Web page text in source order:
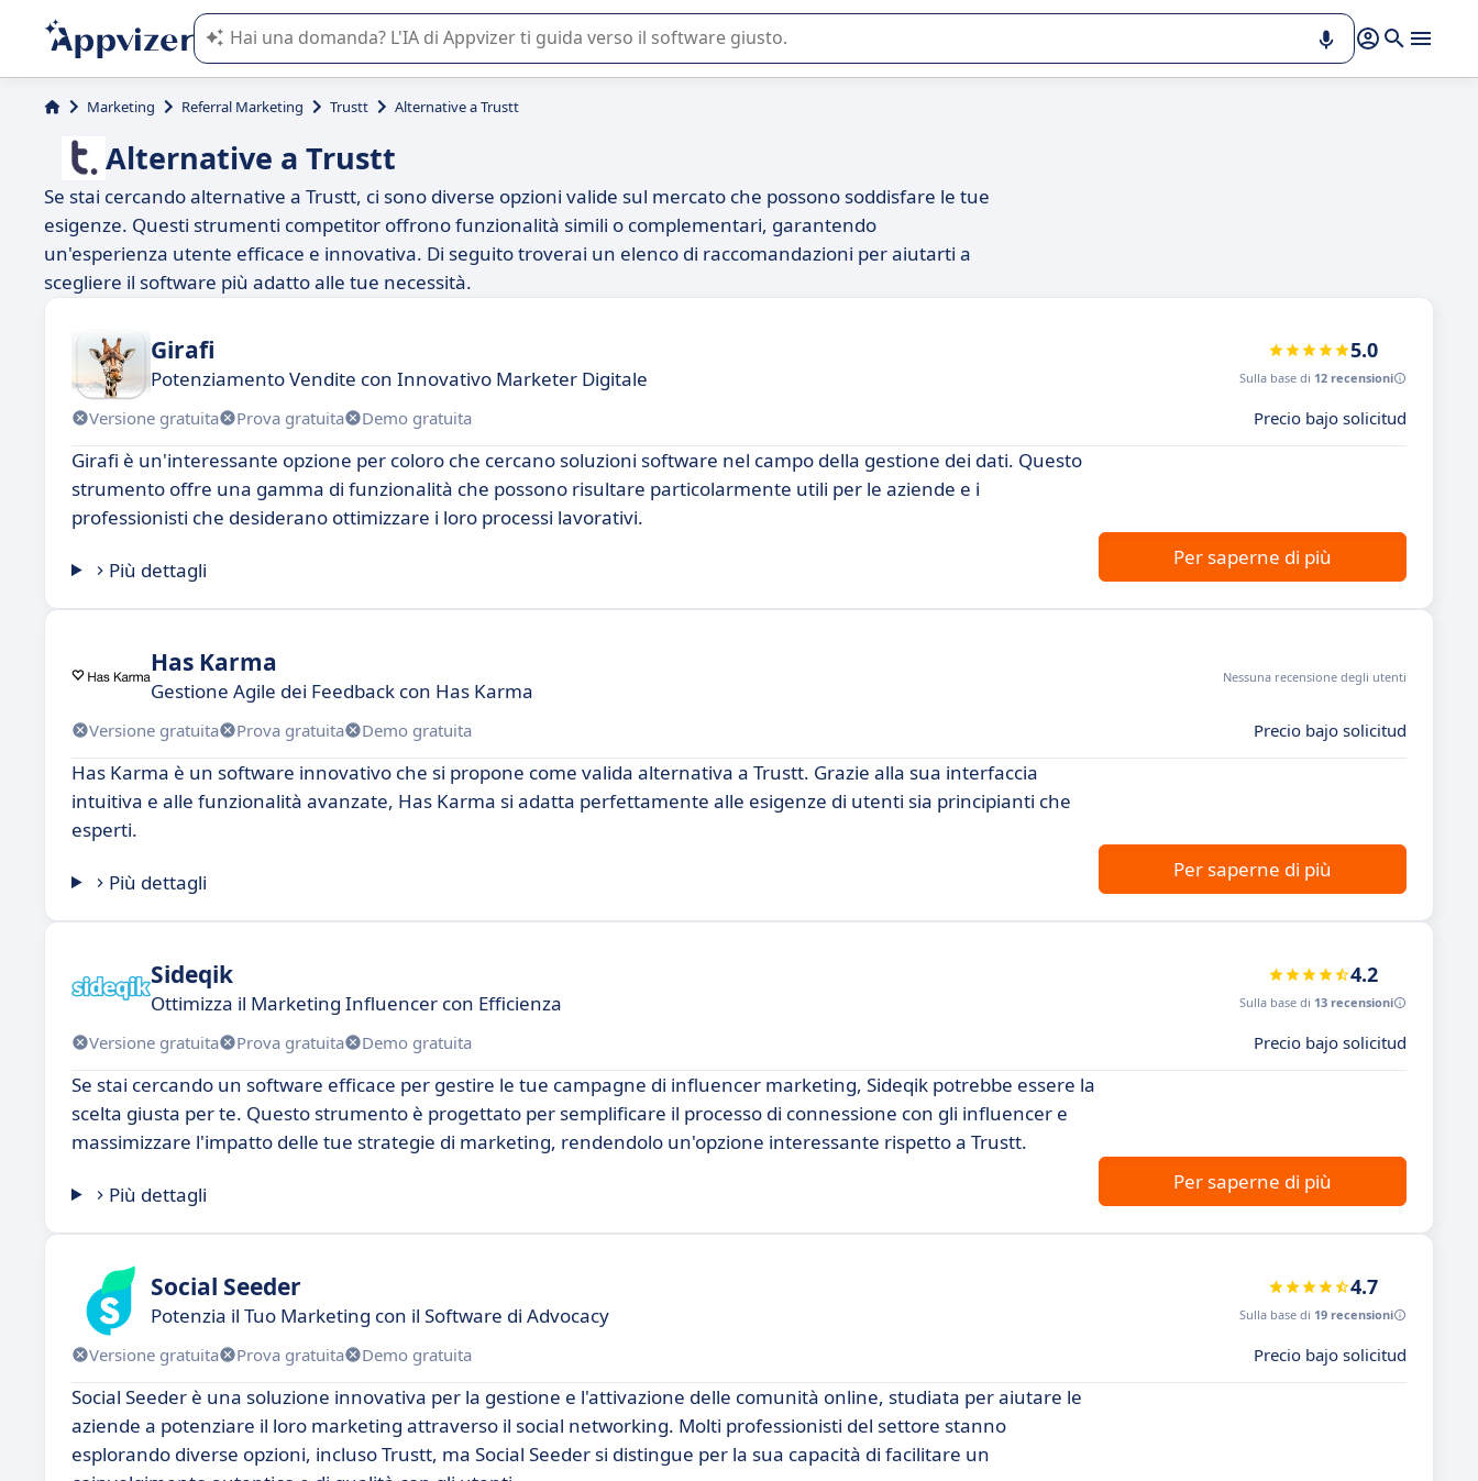
L'IA di Appvizer vi guida nell'utilizzo o nella scelta di un software SaaS per la vostra azienda.
Marketing Referral Marketing Trustt Alternative a Trustt
Alternative a Trustt
Se stai cercando alternative a Trustt, ci sono diverse opzioni valide sul mercato che possono soddisfare le tue
esigenze. Questi strumenti competitor offrono funzionalità simili o complementari, garantendo
un'esperienza utente efficace e innovativa. Di seguito troverai un elenco di raccomandazioni per aiutarti a
scegliere il software più adatto alle tue necessità.
Girafi
Potenziamento Vendite con Innovativo Marketer Digitale
5.0
Sulla base di 12 recensioni
Versione gratuita Prova gratuita Demo gratuita Precio bajo solicitud
Girafi è un'interessante opzione per coloro che cercano soluzioni software nel campo della gestione dei dati. Questo
strumento offre una gamma di funzionalità che possono risultare particolarmente utili per le aziende e i
professionisti che desiderano ottimizzare i loro processi lavorativi.
Più dettagli
Per saperne di più
Has Karma
Gestione Agile dei Feedback con Has Karma
Nessuna recensione degli utenti
Versione gratuita Prova gratuita Demo gratuita Precio bajo solicitud
Has Karma è un software innovativo che si propone come valida alternativa a Trustt. Grazie alla sua interfaccia
intuitiva e alle funzionalità avanzate, Has Karma si adatta perfettamente alle esigenze di utenti sia principianti che
esperti.
Più dettagli
Per saperne di più
Sideqik
Ottimizza il Marketing Influencer con Efficienza
4.2
Sulla base di 13 recensioni
Versione gratuita Prova gratuita Demo gratuita Precio bajo solicitud
Se stai cercando un software efficace per gestire le tue campagne di influencer marketing, Sideqik potrebbe essere la
scelta giusta per te. Questo strumento è progettato per semplificare il processo di connessione con gli influencer e
massimizzare l'impatto delle tue strategie di marketing, rendendolo un'opzione interessante rispetto a Trustt.
Più dettagli
Per saperne di più
Social Seeder
Potenzia il Tuo Marketing con il Software di Advocacy
4.7
Sulla base di 19 recensioni
Versione gratuita Prova gratuita Demo gratuita Precio bajo solicitud
Social Seeder è una soluzione innovativa per la gestione e l'attivazione delle comunità online, studiata per aiutare le
aziende a potenziare il loro marketing attraverso il social networking. Molti professionisti del settore stanno
esplorando diverse opzioni, incluso Trustt, ma Social Seeder si distingue per la sua capacità di facilitare un